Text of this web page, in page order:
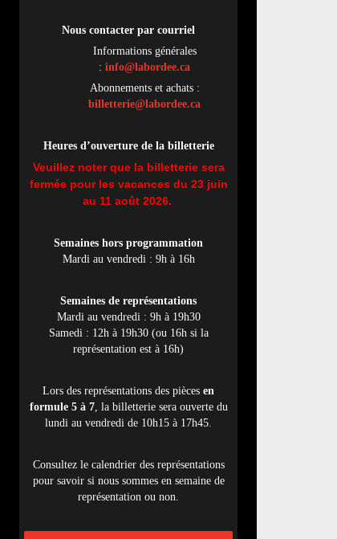
Nous contacter par courriel
Informations générales
: info@labordee.ca
Abonnements et achats :
billetterie@labordee.ca
Heures d’ouverture de la billetterie
Veuillez noter que la billetterie sera
fermée pour les vacances du 23 juin
au 11 août 2026.
Semaines hors programmation
Mardi au vendredi : 9h à 16h
Semaines de représentations
Mardi au vendredi : 9h à 19h30
Samedi : 12h à 19h30 (ou 16h si la
représentation est à 16h)
Lors des représentations des pièces en
formule 5 à 7, la billetterie sera ouverte du
lundi au vendredi de 10h15 à 17h45.
Consultez le calendrier des représentations
pour savoir si nous sommes en semaine de
représentation ou non.